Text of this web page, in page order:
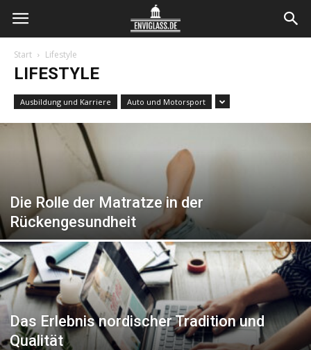
Envi
Glass
Start Lifestyle
LIFESTYLE
Ausbildung und Karriere Auto und Motorsport
Die Rolle der Matratze in der
Rückengesundheit
Das Erlebnis nordischer Tradition und
Qualität